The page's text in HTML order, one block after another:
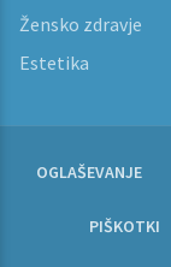
Žensko zdravje
Estetika
OGLAŠEVANJE
PIŠKOTKI